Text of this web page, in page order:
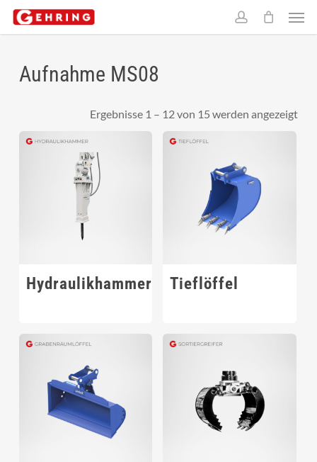
Skip
account
Aufnahme MS08
Ergebnisse 1 – 12 von 15 werden angezeigt
Hydraulikhammer Tieflöffel